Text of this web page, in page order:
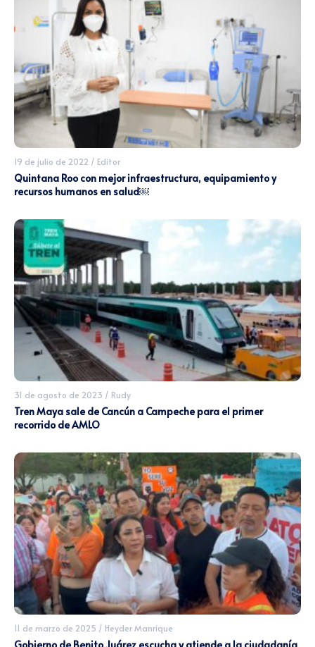
19 de julio de 2022 / Editor
Quintana Roo con mejor infraestructura, equipamiento y
recursos humanos en salud￼
31 de agosto de 2023 / Rudy
Tren Maya sale de Cancún a Campeche para el primer
recorrido de AMLO
11 de marzo de 2025 / Heyder Manrique